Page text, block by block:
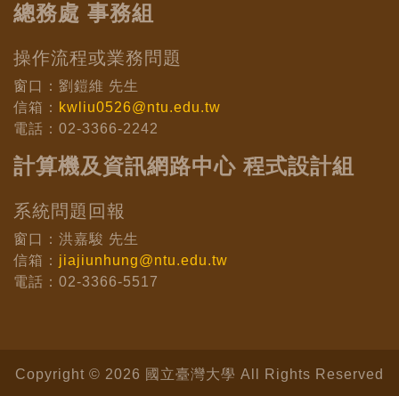
總務處 事務組
操作流程或業務問題
窗口：劉鎧維 先生
信箱： kwliu0526@ntu.edu.tw
電話：02-3366-2242
計算機及資訊網路中心 程式設計組
系統問題回報
窗口：洪嘉駿 先生
信箱： jiajiunhung@ntu.edu.tw
電話：02-3366-5517
Copyright © 2026 國立臺灣大學 All Rights Reserved